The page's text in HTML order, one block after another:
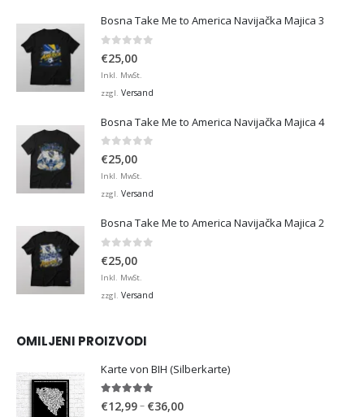
Bosna Take Me to America Navijačka Majica 3
0 von 5
€25,00
Inkl. MwSt.
zzgl. Versand
Bosna Take Me to America Navijačka Majica 4
0 von 5
€25,00
Inkl. MwSt.
zzgl. Versand
Bosna Take Me to America Navijačka Majica 2
€25,00
Inkl. MwSt.
zzgl. Versand
OMILJENI PROIZVODI
Karte von BIH (Silberkarte)
4.92 von 5
€12,99– €36,00Preisspanne: